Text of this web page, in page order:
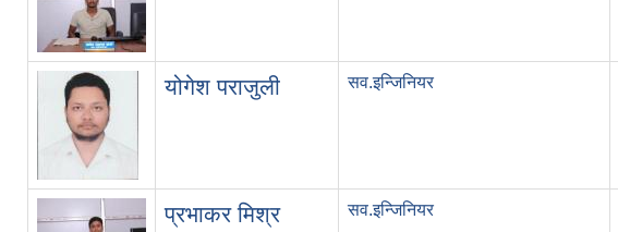
योगेश पराजुली सव.इन्जिनियर
प्रभाकर मिश्र सव.इन्जिनियर